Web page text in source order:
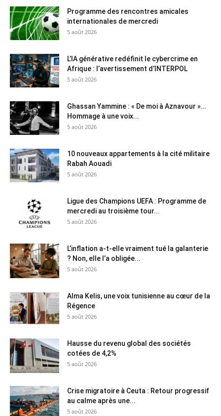
Programme des rencontres amicales
internationales de mercredi
5 août 2026
L’IA générative redéfinit le cybercrime en
Afrique : l’avertissement d’INTERPOL
5 août 2026
Ghassan Yammine : « De moi à Aznavour »…
Hommage à une voix...
5 août 2026
10 nouveaux appartements à la cité militaire
Rabah Aouadi
5 août 2026
Ligue des Champions UEFA : Programme de
mercredi au troisième tour...
5 août 2026
L’inflation a-t-elle vraiment tué la galanterie
? Non, elle l’a obligée...
5 août 2026
Alma Kelis, une voix tunisienne au cœur de la
Régence
5 août 2026
Hausse du revenu global des sociétés
cotées de 4,2%
5 août 2026
Crise migratoire à Ceuta : Retour progressif
au calme après une...
5 août 2026